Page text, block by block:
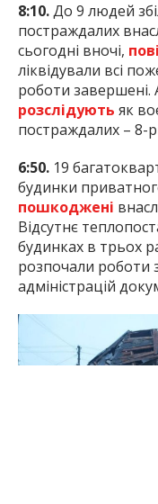
8:10.До 9 людей
постраждалих
сьогодні вночі,
ліквідували всі
роботи
розслідують як
постраждалих – 8-
6:50. 19
будинки
пошкоджені
Відсутнє
будинках в трьох
розпочали роботи з
адміністрацій